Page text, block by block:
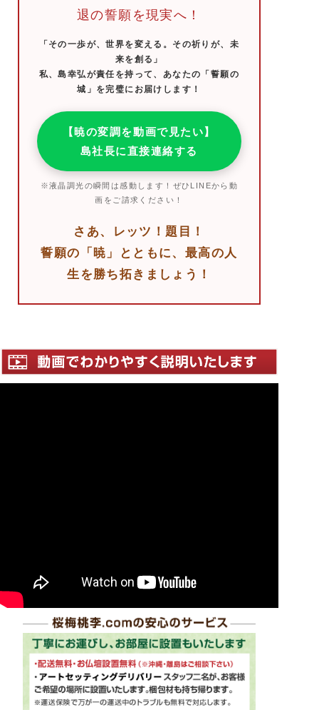
退の誓願を現実へ！
「その一歩が、世界を変える。その祈りが、未
来を創る」
私、島幸弘が責任を持って、あなたの「誓願の
城」を完璧にお届けします！
【暁の変調を動画で見たい】
島社長に直接連絡する
※液晶調光の瞬間は感動します！ぜひLINEから動
画をご請求ください！
さあ、レッツ！題目！
誓願の「暁」とともに、最高の人
生を勝ち拓きましょう！